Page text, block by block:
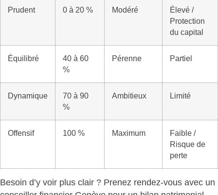
Prudent 0 à 20 % Modéré
Élevé /
Protection
du capital
Équilibré
40 à 60
%
Pérenne Partiel
Dynamique
70 à 90
%
Ambitieux Limité
Offensif 100 % Maximum
Faible /
Risque de
perte
Besoin d’y voir plus clair ? Prenez rendez-vous avec un